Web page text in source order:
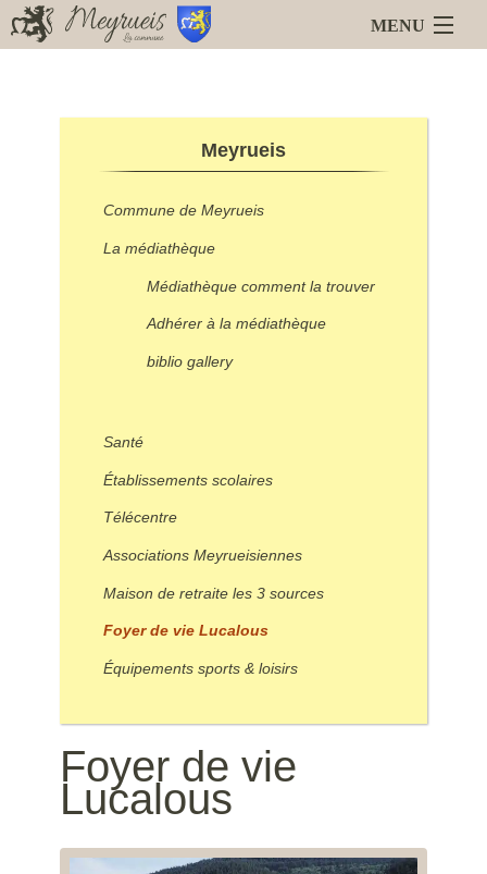
MENU
Animations
Meyrueis
Commune de Meyrueis
La médiathèque
Médiathèque comment la trouver
Adhérer à la médiathèque
biblio gallery
Santé
Établissements scolaires
Télécentre
Associations Meyrueisiennes
Maison de retraite les 3 sources
Foyer de vie Lucalous
Équipements sports & loisirs
Foyer de vie
Lucalous